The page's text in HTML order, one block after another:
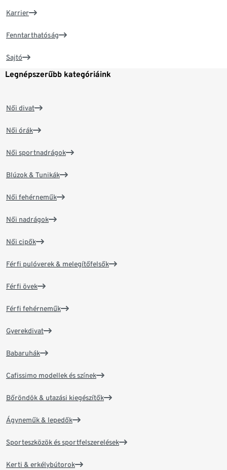
Karrier
Fenntarthatóság
Sajtó
Legnépszerűbb kategóriáink
Női divat
Női órák
Női sportnadrágok
Blúzok & Tunikák
Női fehérneműk
Női nadrágok
Női cipők
Férfi pulóverek & melegítőfelsők
Férfi övek
Férfi fehérneműk
Gyerekdivat
Babaruhák
Cafissimo modellek és színek
Bőröndök & utazási kiegészítők
Ágyneműk & lepedők
Sporteszközök és sportfelszerelések
Kerti & erkélybútorok